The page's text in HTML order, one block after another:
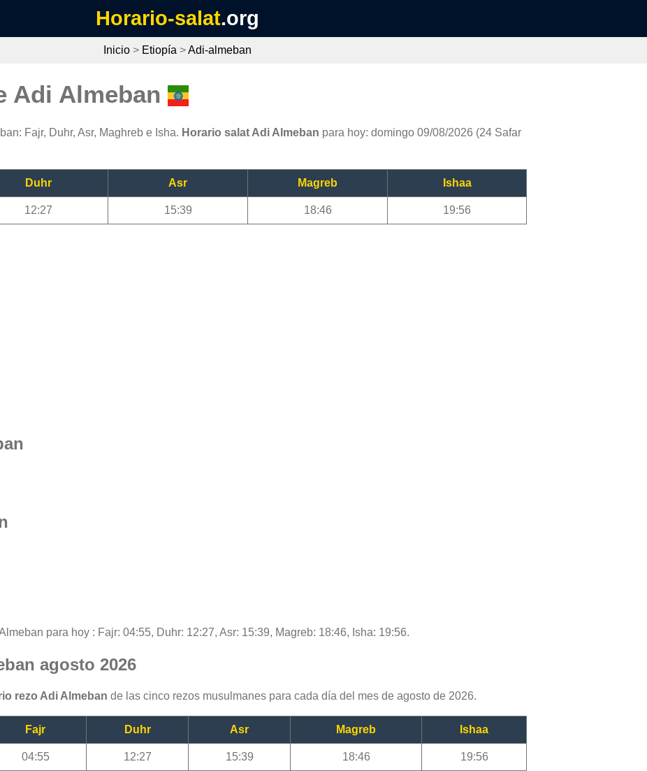
Horario-salat.org
Inicio > Etiopía >Adi-almeban
Adi Almeban
Fajr, Duhr, Asr, Maghreb e Isha. Horario salat Adi Almeban para hoy: domingo 09/08/2026 (24 Safar
Duhr Asr Magreb Ishaa
12:27 15:39 18:46 19:56
para hoy : Fajr: 04:55, Duhr: 12:27, Asr: 15:39, Magreb: 18:46, Isha: 19:56.
agosto 2026
rezo Adi Almeban de las cinco rezos musulmanes para cada día del mes de agosto de 2026.
Fajr Duhr Asr Magreb Ishaa
04:55 12:27 15:39 18:46 19:56